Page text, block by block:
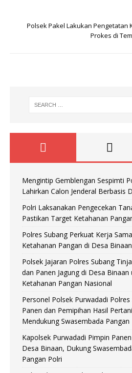
Polsek Pakel Lakukan Pengetatan
Prokes di
Mengintip Gemblengan Sespimti
Lahirkan Calon Jenderal Berbasis
Polri Laksanakan Pengecekan
Pastikan Target Ketahanan
Polres Subang Perkuat Kerja
Ketahanan Pangan di Desa Binaan
Polsek Jajaran Polres Subang
dan Panen Jagung di Desa
Ketahanan Pangan Nasional
Personel Polsek Purwadadi
Panen dan Pemipihan Hasil
Mendukung Swasembada Pangan
Kapolsek Purwadadi Pimpin
Desa Binaan, Dukung
Pangan Polri